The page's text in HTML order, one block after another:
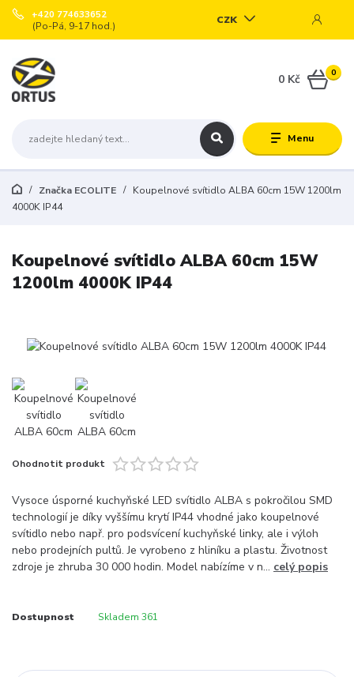
Menu
CZK
+420 774633652
(Po-Pá, 9-17 hod.)
0
0 Kč
Značka ECOLITE
Koupelnové svítidlo ALBA 60cm 15W 1200lm
4000K IP44
Koupelnové svítidlo ALBA 60cm 15W
1200lm 4000K IP44
Ohodnotit produkt
Vysoce úsporné kuchyňské LED svítidlo ALBA s pokročilou SMD
technologií je díky vyššímu krytí IP44 vhodné jako koupelnové
svítidlo nebo např. pro podsvícení kuchyňské linky, ale i výloh
nebo prodejních pultů. Je vyrobeno z hliníku a plastu. Životnost
zdroje je zhruba 30 000 hodin. Model nabízíme v n... celý popis
Dostupnost Skladem 361